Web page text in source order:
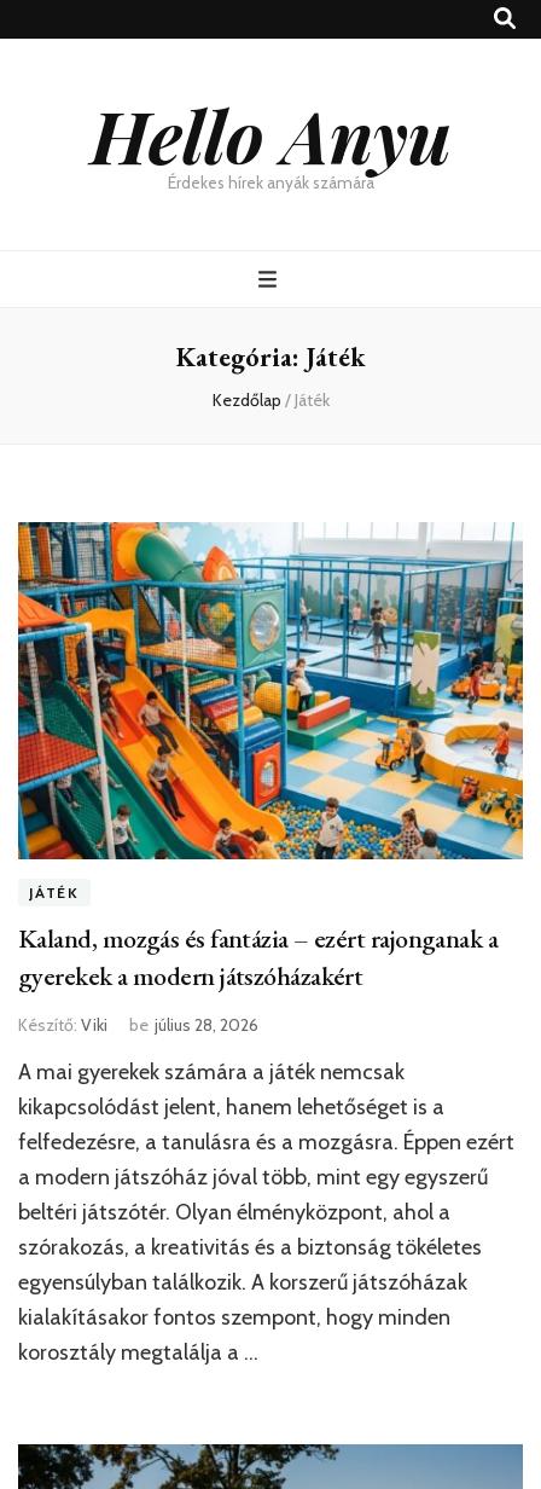
Hello Anyu
Érdekes hírek anyák számára
Kategória: Játék
Kezdőlap /Játék
JÁTÉK
Kaland, mozgás és fantázia – ezért rajonganak a
gyerekek a modern játszóházakért
Készítő: Viki be július 28, 2026
A mai gyerekek számára a játék nemcsak
kikapcsolódást jelent, hanem lehetőséget is a
felfedezésre, a tanulásra és a mozgásra. Éppen ezért
a modern játszóház jóval több, mint egy egyszerű
beltéri játszótér. Olyan élményközpont, ahol a
szórakozás, a kreativitás és a biztonság tökéletes
egyensúlyban találkozik. A korszerű játszóházak
kialakításakor fontos szempont, hogy minden
korosztály megtalálja a …